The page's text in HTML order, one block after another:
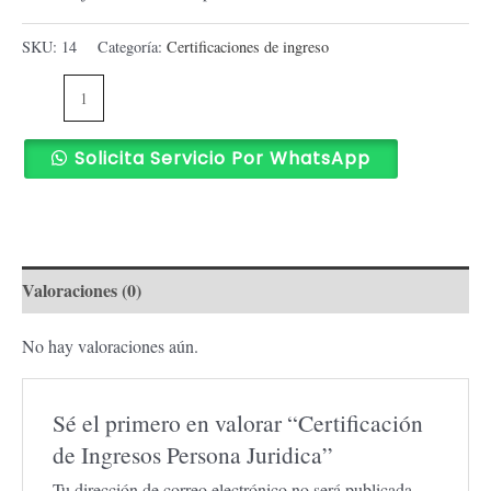
SKU: 14 Categoría: Certificaciones de ingreso
Solicita Servicio Por WhatsApp
Valoraciones (0)
No hay valoraciones aún.
Sé el primero en valorar “Certificación
de Ingresos Persona Juridica”